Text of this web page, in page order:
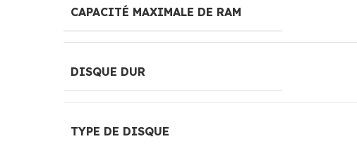
CAPACITÉ MAXIMALE DE RAM
DISQUE DUR
TYPE DE DISQUE